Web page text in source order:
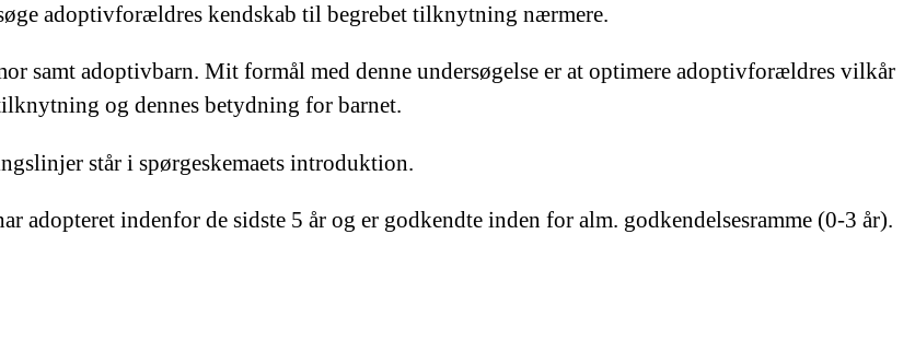
adoptivforældres kendskab til begrebet tilknytning nærmere.
samt adoptivbarn. Mit formål med denne undersøgelse er at optimere adoptivforældres vilkår
og dennes betydning for barnet.
står i spørgeskemaets introduktion.
adopteret indenfor de sidste 5 år og er godkendte inden for alm. godkendelsesramme (0-3 år).